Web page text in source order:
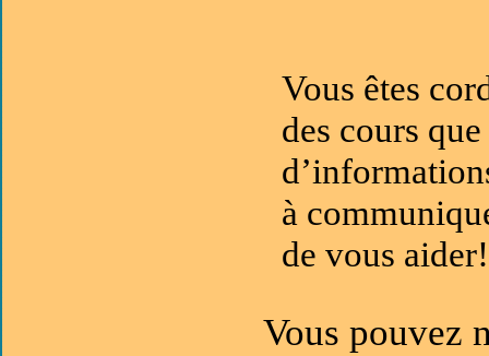
Vous êtes
des cours
à
de vous aider!
Vous pouvez